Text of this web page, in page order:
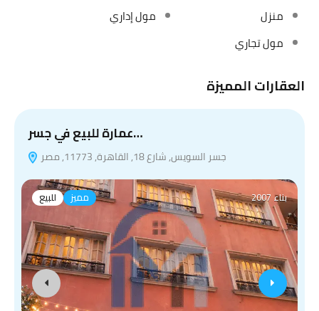
منزل
مول إداري
مول تجاري
العقارات المميزة
عمارة للبيع في جسر…
جسر السويس, شارع 18, القاهرة, 11773, مصر
للبيع مميز بناء 2007